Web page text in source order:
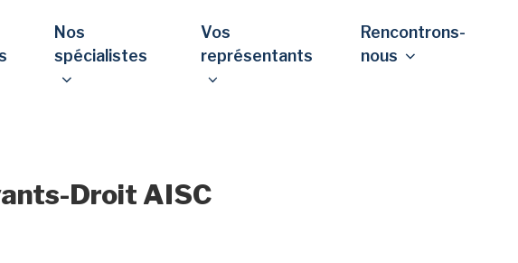
Nos
spécialistes
Vos
représentants
Rencontrons-
nous
Droit AISC